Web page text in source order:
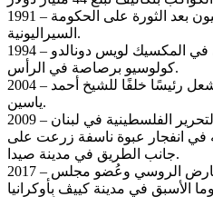
1991 – إندلاع الحرب الأهلية في سيراليون بعد الثورة على الحكومة
السيراليونية.
1994 – اغتيال المرشح الرئاسي في المكسيك لويس دونالدو
كولوسيو برصاصة في الرأس.
2004 – حركة حماس تعين خالد مشعل رئيسًا خلفًا للشيخ أحمد
ياسين.
2009 – اغتيال مساعد ممثل منظمة التحرير الفلسطينية في لبنان
في انفجار عبوة ناسفة زرعت على
جانب الطريق في مدينة صيدا.
2017 – اغتيال دنيس فورونينكوف المُعارض الروسي وعُضو مجلس